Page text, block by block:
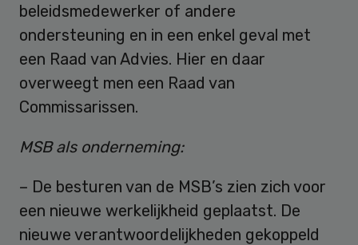
beleidsmedewerker of andere
ondersteuning en in een enkel geval met
een Raad van Advies. Hier en daar
overweegt men een Raad van
Commissarissen.
MSB als onderneming:
– De besturen van de MSB’s zien zich voor
een nieuwe werkelijkheid geplaatst. De
nieuwe verantwoordelijkheden gekoppeld